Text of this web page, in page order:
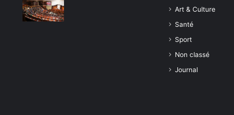
Art & Culture
Santé
Sport
Non classé
Journal